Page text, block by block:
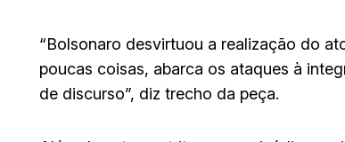
“Bolsonaro desvirtuou a realização do
poucas coisas, abarca os ataques à
de discurso”, diz trecho da peça.